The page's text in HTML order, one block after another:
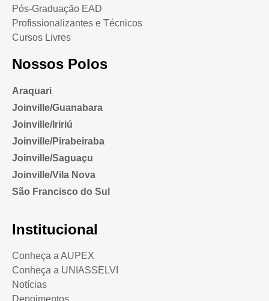
Pós-Graduação EAD
Profissionalizantes e Técnicos
Cursos Livres
Nossos Polos
Araquari
Joinville/Guanabara
Joinville/Iririú
Joinville/Pirabeiraba
Joinville/Saguaçu
Joinville/Vila Nova
São Francisco do Sul
Institucional
Conheça a AUPEX
Conheça a UNIASSELVI
Notícias
Depoimentos